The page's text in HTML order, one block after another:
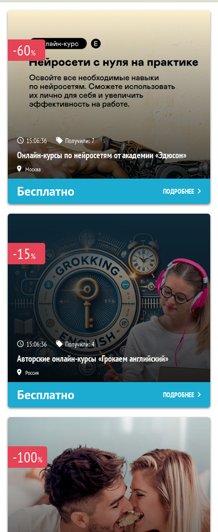
-60%
15:06:35 Получили:7
Онлайн-курсы по нейросетям от академии «Эдюсон»
Москва
Бесплатно ПОДРОБНЕЕ
-15%
15:06:35 Получили:4
Авторские онлайн-курсы «Грокаем английский»
Россия
Бесплатно ПОДРОБНЕЕ
-100%